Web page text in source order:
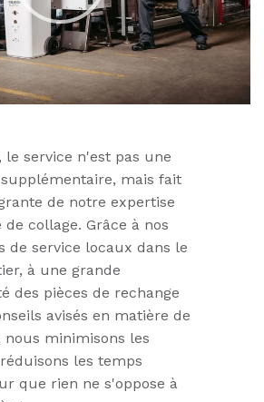
le service n'est pas une
mais fait
de notre expertise
collage. Grâce à nos
de service locaux dans le
à une grande
des pièces de rechange
avisés en matière de
nous minimisons les
les temps
que rien ne s'oppose à